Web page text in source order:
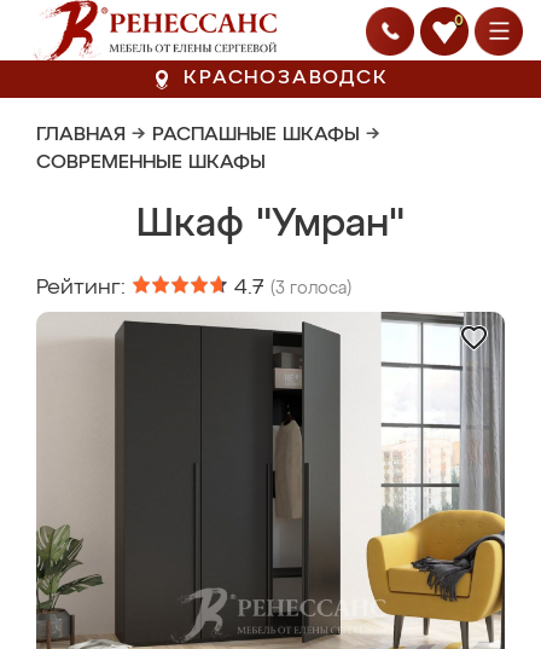
0
КРАСНОЗАВОДСК
ГЛАВНАЯ → РАСПАШНЫЕ ШКАФЫ →
СОВРЕМЕННЫЕ ШКАФЫ
Шкаф "Умран"
Рейтинг: 4.7 (3 голоса)